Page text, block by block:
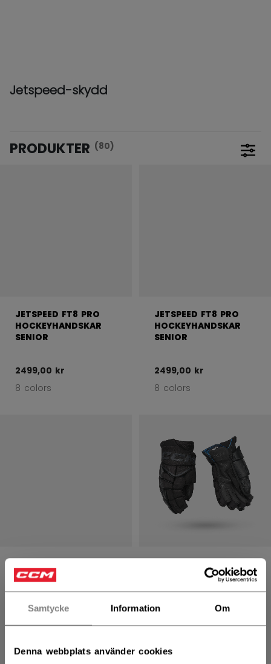
Samtycke Information Om
Denna webbplats använder cookies
Jetspeed-skydd
PRODUKTER (80)
JETSPEED FT8 PRO
HOCKEYHANDSKAR
SENIOR
2499,00 kr
8 colors
JETSPEED FT8 PRO
HOCKEYHANDSKAR
SENIOR
2499,00 kr
8 colors
HOCKEYHANDSKAR
JETSPEED FT8 PRO
HOCKEYHANDSKAR